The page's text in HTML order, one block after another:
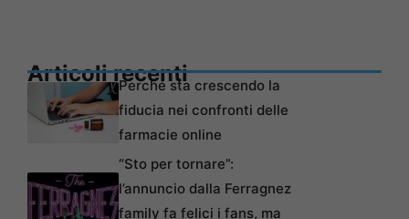
Articoli recentiPerché sta crescendo la
fiducia nei confronti delle
farmacie online
“Sto per tornare”:
l’annuncio dalla Ferragnez
family fa felici i fans, ma